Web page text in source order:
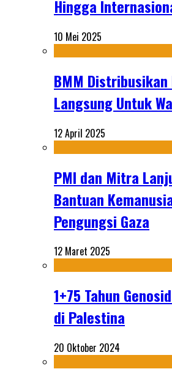
Hingga
10 Mei 2025
BMM
Langsung Untuk
12 April 2025
PMI dan Mitra
Bantuan
Pengungsi Gaza
12 Maret 2025
1+75 Tahun
di Palestina
20 Oktober 2024